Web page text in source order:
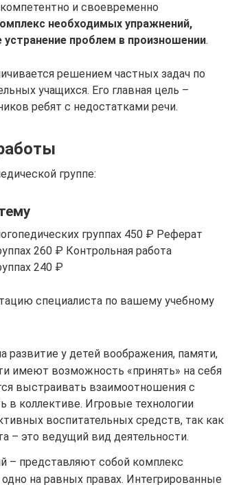
компетентно и своевременно
необходимых упражнений,
проблем в произношении.
решением частных задач по
учащихся. Его главная цель –
ребят с недостатками речи.
группе:
группах 450 ₽ Реферат
260 ₽ Контрольная работа
240 ₽
специалиста по вашему учебному
развитие у детей воображения, памяти,
имеют возможность «принять» на себя
выстраивать взаимоотношения с
в коллективе. Игровые технологии
воспитательных средств, так как
– это ведущий вид деятельности.
– представляют собой комплекс
на равных правах. Интегрированные